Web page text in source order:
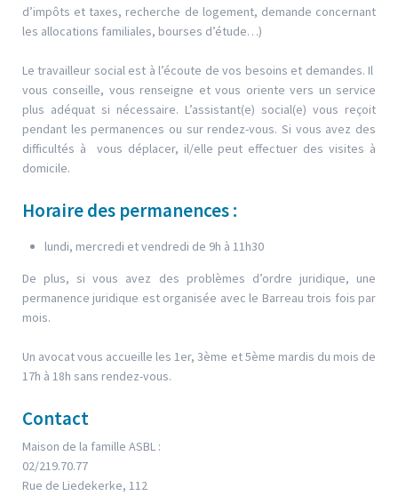
d’impôts et taxes, recherche de logement, demande concernant
les allocations familiales, bourses d’étude…)
Le travailleur social est à l’écoute de vos besoins et demandes. Il
vous conseille, vous renseigne et vous oriente vers un service
plus adéquat si nécessaire. L’assistant(e) social(e) vous reçoit
pendant les permanences ou sur rendez-vous. Si vous avez des
difficultés à vous déplacer, il/elle peut effectuer des visites à
domicile.
Horaire des permanences :
lundi, mercredi et vendredi de 9h à 11h30
De plus, si vous avez des problèmes d’ordre juridique, une
permanence juridique est organisée avec le Barreau trois fois par
mois.
Un avocat vous accueille les 1er, 3ème et 5ème mardis du mois de
17h à 18h sans rendez-vous.
Contact
Maison de la famille ASBL :
02/219.70.77
Rue de Liedekerke, 112